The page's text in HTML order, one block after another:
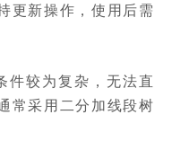
更新操作，使用后需
件较为复杂，无法直
常采用二分加线段树